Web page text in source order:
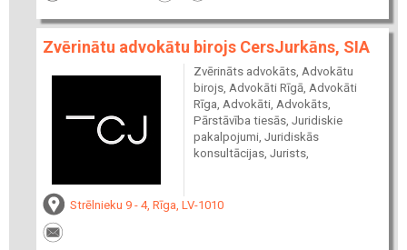
Zvērinātu advokātu birojs CersJurkāns, SIA
Zvērināts advokāts, Advokātu
birojs, Advokāti Rīgā, Advokāti
Rīga, Advokāti, Advokāts,
Pārstāvība tiesās, Juridiskie
pakalpojumi, Juridiskās
konsultācijas, Jurists,
Strēlnieku 9 - 4, Rīga, LV-1010